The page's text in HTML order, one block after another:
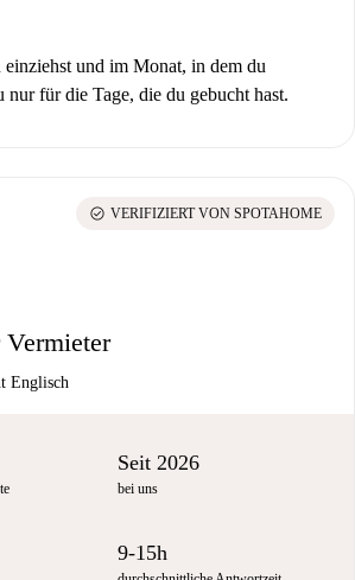
und im Monat, in dem du
nur für die Tage, die du gebucht hast.
Englisch
check_circle VERIFIZIERT VON SPOTAHOME
Seit 2026
bei uns
9-15h